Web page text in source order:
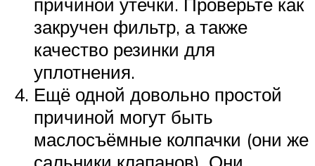
закручен фильтр, а также
качество резинки для
уплотнения.
Ещё одной довольно простой
причиной могут быть
маслосъёмные колпачки (они же